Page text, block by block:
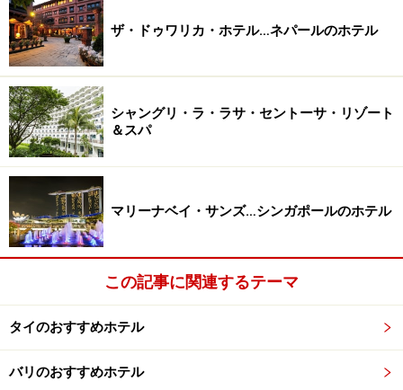
ザ・ドゥワリカ・ホテル…ネパールのホテル
シャングリ・ラ・ラサ・セントーサ・リゾート
＆スパ
マリーナベイ・サンズ…シンガポールのホテル
この記事に関連するテーマ
タイのおすすめホテル
バリのおすすめホテル